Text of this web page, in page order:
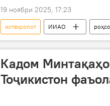
19 ноябри 2025, 17:23
истеҳсолот ИИАО
Кадом
Тоҷикистон